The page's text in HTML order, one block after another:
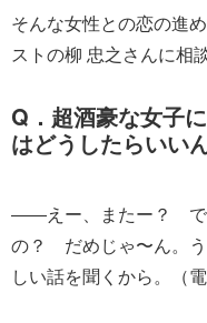
そんな女性との恋の進
ストの柳 忠之さんに相
Q．超酒豪な女子
はどうしたらいい
――えー、またー？ で
の？ だめじゃ〜ん。
しい話を聞くから。（